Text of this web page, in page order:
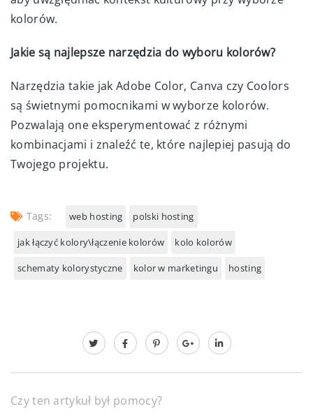
kolorów.
Jakie są najlepsze narzędzia do wyboru kolorów?
Narzędzia takie jak Adobe Color, Canva czy Coolors
są świetnymi pomocnikami w wyborze kolorów.
Pozwalają one eksperymentować z różnymi
kombinacjami i znaleźć te, które najlepiej pasują do
Twojego projektu.
Tags: web hosting polski hosting
jak łączyć kolory\łączenie kolorów kolo kolorów
schematy kolorystyczne kolor w marketingu hosting
Czy ten artykuł był pomocy?